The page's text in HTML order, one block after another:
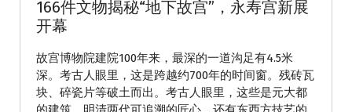
166件文物揭秘“地下故宫”，永寿宫新展
开幕
故宫博物院建院100年来，最深的一道沟足有4.5米
深。考古人眼里，这是跨越约700年的时间窗。残砖瓦
块、碎瓷片等破土而出。考古人眼里，这些是元大都